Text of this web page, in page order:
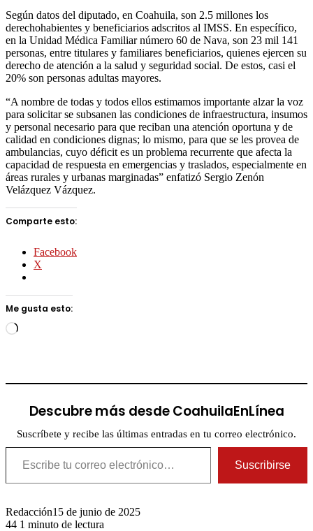
Según datos del diputado, en Coahuila, son 2.5 millones los
derechohabientes y beneficiarios adscritos al IMSS. En específico,
en la Unidad Médica Familiar número 60 de Nava, son 23 mil 141
personas, entre titulares y familiares beneficiarios, quienes ejercen su
derecho de atención a la salud y seguridad social. De estos, casi el
20% son personas adultas mayores.
“A nombre de todas y todos ellos estimamos importante alzar la voz
para solicitar se subsanen las condiciones de infraestructura, insumos
y personal necesario para que reciban una atención oportuna y de
calidad en condiciones dignas; lo mismo, para que se les provea de
ambulancias, cuyo déficit es un problema recurrente que afecta la
capacidad de respuesta en emergencias y traslados, especialmente en
áreas rurales y urbanas marginadas” enfatizó Sergio Zenón
Velázquez Vázquez.
Comparte esto:
Facebook
X
Me gusta esto:
Cargando...
Descubre más desde CoahuilaEnLínea
Suscríbete y recibe las últimas entradas en tu correo electrónico.
Escribe tu correo electrónico…
Suscribirse
Redacción15 de junio de 2025
44 1 minuto de lectura